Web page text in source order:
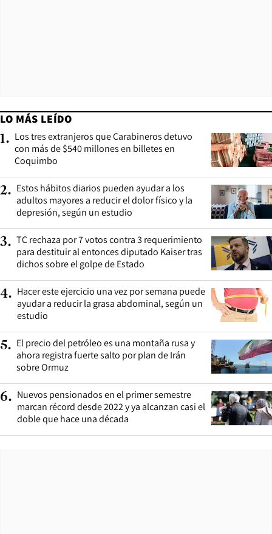
LO MÁS LEÍDO
1. Los tres extranjeros que Carabineros detuvo
con más de $540 millones en billetes en
Coquimbo
2. Estos hábitos diarios pueden ayudar a los
adultos mayores a reducir el dolor físico y la
depresión, según un estudio
3. TC rechaza por 7 votos contra 3 requerimiento
para destituir al entonces diputado Kaiser tras
dichos sobre el golpe de Estado
4. Hacer este ejercicio una vez por semana puede
ayudar a reducir la grasa abdominal, según un
estudio
5. El precio del petróleo es una montaña rusa y
ahora registra fuerte salto por plan de Irán
sobre Ormuz
6. Nuevos pensionados en el primer semestre
marcan récord desde 2022 y ya alcanzan casi el
doble que hace una década